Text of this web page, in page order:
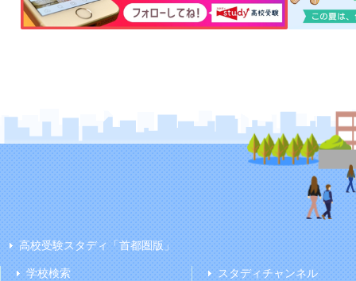
高校受験スタディ「首都圏版」
学校検索
スタディチャンネル